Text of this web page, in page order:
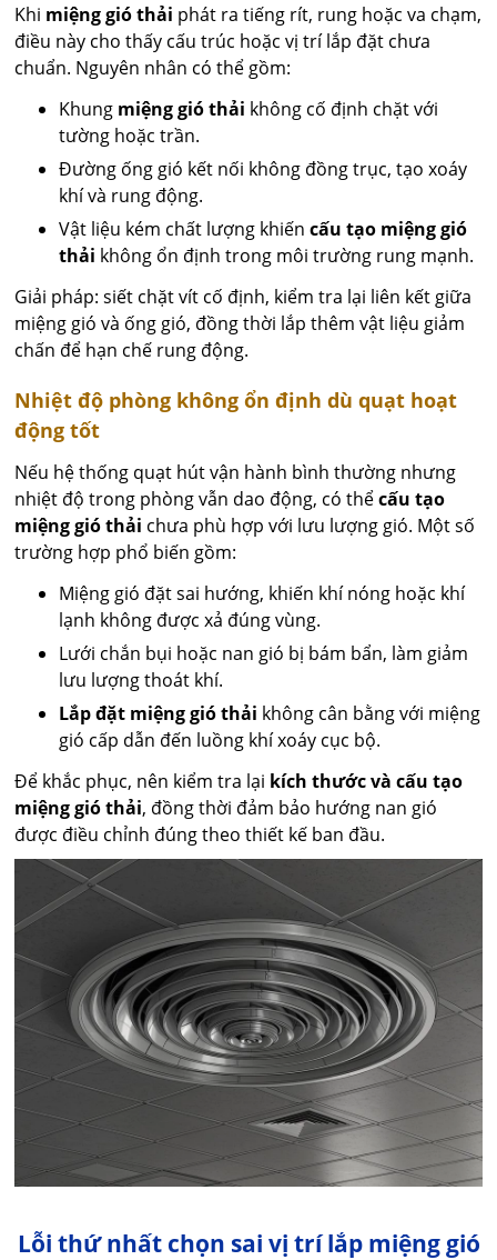
Khi miệng gió thải phát ra tiếng rít, rung hoặc va chạm,
điều này cho thấy cấu trúc hoặc vị trí lắp đặt chưa
chuẩn. Nguyên nhân có thể gồm:
Khung miệng gió thải không cố định chặt với
tường hoặc trần.
Đường ống gió kết nối không đồng trục, tạo xoáy
khí và rung động.
Vật liệu kém chất lượng khiếncấu tạo miệng gió
thải không ổn định trong môi trường rung mạnh.
Giải pháp: siết chặt vít cố định, kiểm tra lại liên kết giữa
miệng gió và ống gió, đồng thời lắp thêm vật liệu giảm
chấn để hạn chế rung động.
Nhiệt độ phòng không ổn định dù quạt hoạt
động tốt
Nếu hệ thống quạt hút vận hành bình thường nhưng
nhiệt độ trong phòng vẫn dao động, có thểcấu tạo
miệng gió thải chưa phù hợp với lưu lượng gió. Một số
trường hợp phổ biến gồm:
Miệng gió đặt sai hướng, khiến khí nóng hoặc khí
lạnh không được xả đúng vùng.
Lưới chắn bụi hoặc nan gió bị bám bẩn, làm giảm
lưu lượng thoát khí.
Lắp đặt miệng gió thải không cân bằng với miệng
gió cấp dẫn đến luồng khí xoáy cục bộ.
Để khắc phục, nên kiểm tra lại kích thước và cấu tạo
miệng gió thải, đồng thời đảm bảo hướng nan gió
được điều chỉnh đúng theo thiết kế ban đầu.
Lỗi thứ nhất chọn sai vị trí lắp miệng gió